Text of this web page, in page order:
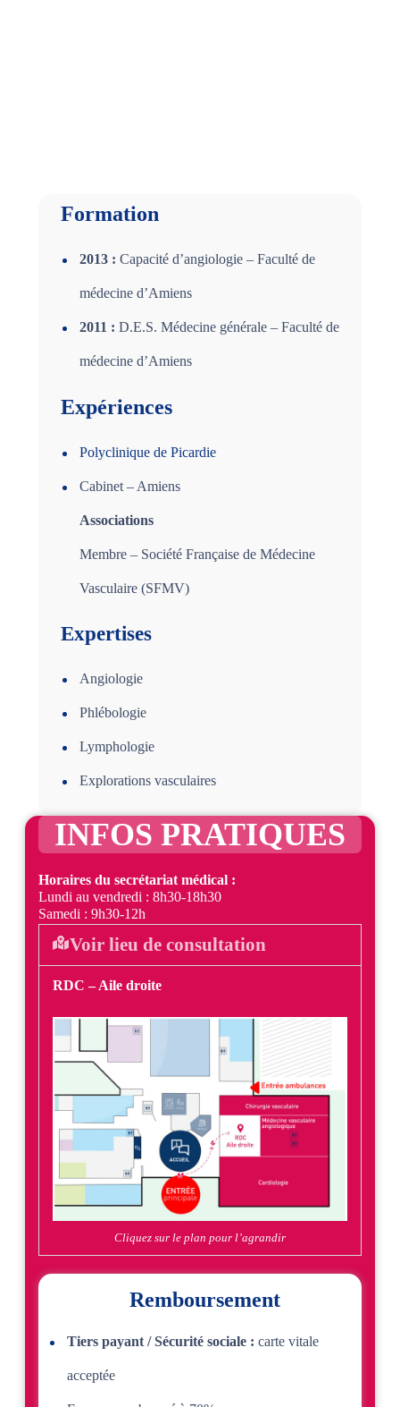
Formation
2013 : Capacité d’angiologie – Faculté de
médecine d’Amiens
2011 : D.E.S. Médecine générale – Faculté de
médecine d’Amiens
Expériences
Polyclinique de Picardie
Cabinet – Amiens
Associations
Membre – Société Française de Médecine
Vasculaire (SFMV)
Expertises
Angiologie
Phlébologie
Lymphologie
Explorations vasculaires
INFOS PRATIQUES
Horaires du secrétariat médical :
Lundi au vendredi : 8h30-18h30
Samedi : 9h30-12h
Voir lieu de consultation
RDC – Aile droite
Cliquez sur le plan pour l’agrandir
Remboursement
Tiers payant / Sécurité sociale : carte vitale
acceptée